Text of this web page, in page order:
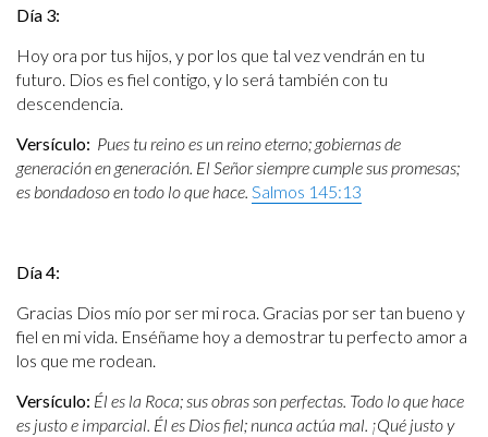
Día 3:
Hoy ora por tus hijos, y por los que tal vez vendrán en tu
futuro. Dios es fiel contigo, y lo será también con tu
descendencia.
Versículo: Pues tu reino es un reino eterno; gobiernas de
generación en generación. El Señor siempre cumple sus promesas;
es bondadoso en todo lo que hace. Salmos 145:13
Día 4:
Gracias Dios mío por ser mi roca. Gracias por ser tan bueno y
fiel en mi vida. Enséñame hoy a demostrar tu perfecto amor a
los que me rodean.
Versículo: Él es la Roca; sus obras son perfectas. Todo lo que hace
es justo e imparcial. Él es Dios fiel; nunca actúa mal. ¡Qué justo y